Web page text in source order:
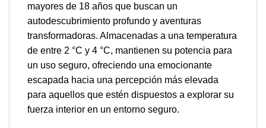
mayores de 18 años que buscan un
autodescubrimiento profundo y aventuras
transformadoras. Almacenadas a una temperatura
de entre 2 °C y 4 °C, mantienen su potencia para
un uso seguro, ofreciendo una emocionante
escapada hacia una percepción más elevada
para aquellos que estén dispuestos a explorar su
fuerza interior en un entorno seguro.